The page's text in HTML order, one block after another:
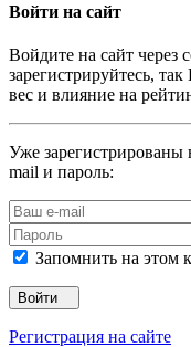
Войти на сайт
Войдите на сайт через
зарегистрируйтесь,
вес и влияние на
Уже зарегистрированы
mail и пароль:
Запомнить на этом
Войти
Регистрация на сайте